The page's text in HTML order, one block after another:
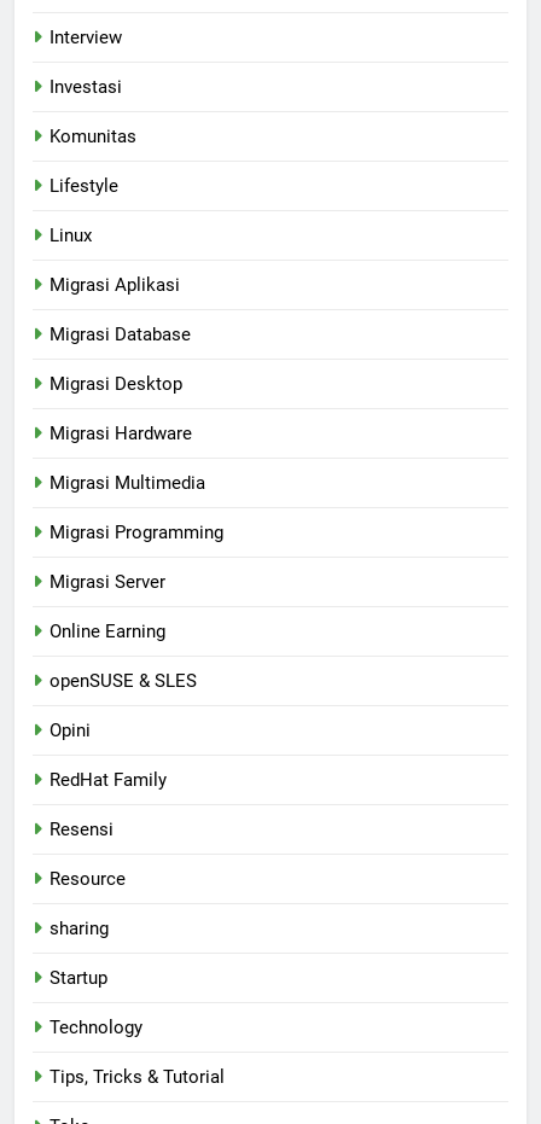
Interview
Investasi
Komunitas
Lifestyle
Linux
Migrasi Aplikasi
Migrasi Database
Migrasi Desktop
Migrasi Hardware
Migrasi Multimedia
Migrasi Programming
Migrasi Server
Online Earning
openSUSE & SLES
Opini
RedHat Family
Resensi
Resource
sharing
Startup
Technology
Tips, Tricks & Tutorial